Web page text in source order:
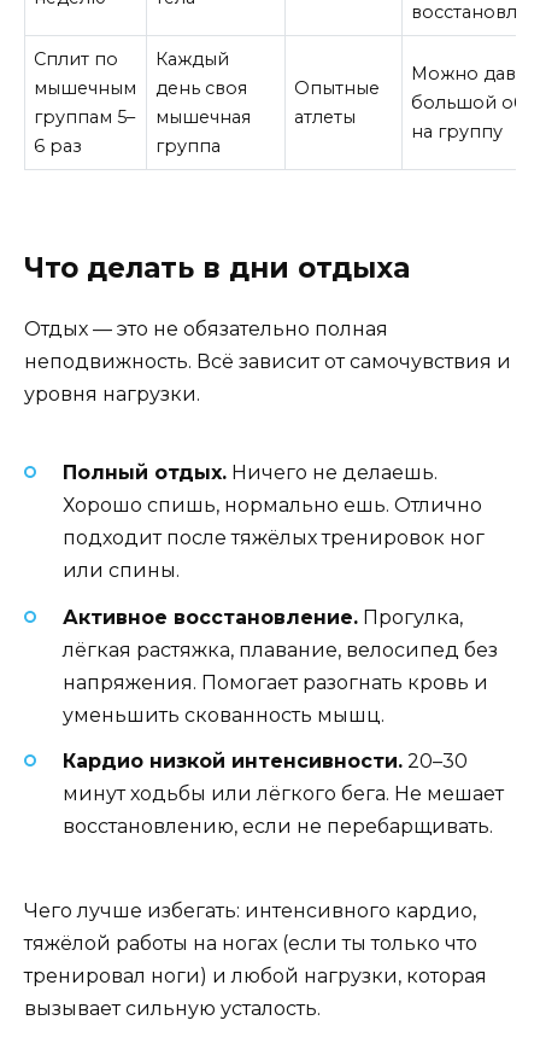
Сплит по
мышечным
группам 5–
6 раз
Каждый
день своя
мышечная
группа
Опытные
атлеты
Можно
большой
на группу
Что делать в дни отдыха
Отдых — это не обязательно полная
неподвижность. Всё зависит от самочувствия и
уровня нагрузки.
Полный отдых. Ничего не делаешь.
Хорошо спишь, нормально ешь. Отлично
подходит после тяжёлых тренировок ног
или спины.
Активное восстановление. Прогулка,
лёгкая растяжка, плавание, велосипед без
напряжения. Помогает разогнать кровь и
уменьшить скованность мышц.
Кардио низкой интенсивности. 20–30
минут ходьбы или лёгкого бега. Не мешает
восстановлению, если не перебарщивать.
Чего лучше избегать: интенсивного кардио,
тяжёлой работы на ногах (если ты только что
тренировал ноги) и любой нагрузки, которая
вызывает сильную усталость.